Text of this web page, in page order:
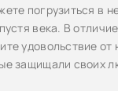
погрузиться в
века. В
удовольствие
защищали своих